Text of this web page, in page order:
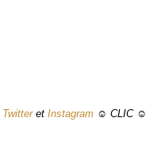
Twitteret Instagram ☺ CLIC ☺